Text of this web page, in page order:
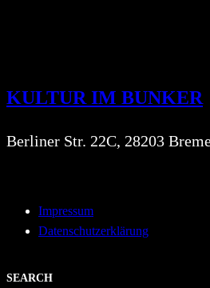
KULTUR IM BUNKER
Berliner Str. 22C, 28203
Impressum
Datenschutzerklärung
SEARCH